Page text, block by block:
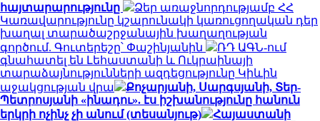
հայտարարությունը
Ձեր առաջնորդությամբ ՀՀ
Կառավարությունը կշարունակի կառուցողական դեր
խաղալ տարածաշրջանային խաղաղության
գործում. Գուտերեշը՝ Փաշինյանին
ՌԴ ԱԳՆ-ում
գնահատել են Լեհաստանի և Ուկրաինայի
տարաձայնությունների ազդեցությունը Կիևին
աջակցության վրա
Քոչարյանի, Սարգսյանի, Տեր-
Պետրոսյանի «ինադու». էս իշխանությունը հանուն
երկրի ոչինչ չի անում (տեսանյութ)
Հայաստանի